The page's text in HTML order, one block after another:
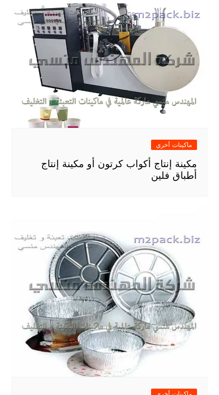
ماكينات أخري
مكينة إنتاج أكواب كرتون أو مكينة إنتاج
أطباق فلين